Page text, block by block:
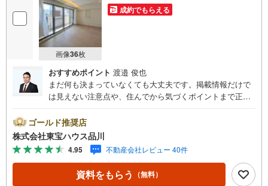
画像36枚
成約でもらえる
おすすめポイント 渡邉 俊也
まだ何も決まっていなくても大丈夫です。掲載情報だけで
は見えない注意点や、住んでから気づくポイントまで正直
とも包み隠さずお伝えし、「納得して選ぶ」ためのサポー
トを大切にしています。現地でしか分からないリアルな情
報も含めて、一緒に後悔しない住まい探しを進めていきま
しょう。まずはお気軽にご相談ください。【Yahoo！ 不動
産キャンペーン対象店舗】当店で物件を成約するとPayPay
ボーナスライトがもらえる「Yahoo！ 不動産 物件ご成約キ
ゴールド推奨店
株式会社東宝ハウス品川
4.95 不動産会社レビュー 40件
資料をもらう （無料）